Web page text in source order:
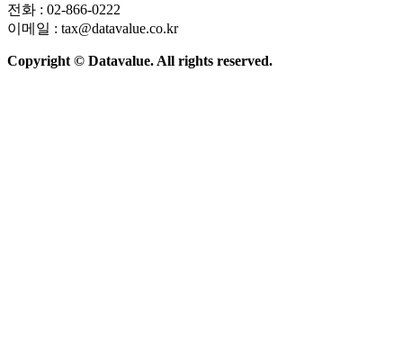
전화 : 02-866-0222
이메일 : tax@datavalue.co.kr
Copyright © Datavalue. All rights reserved.